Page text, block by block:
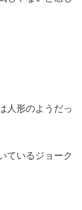
人形のようだっ
ているジョーク